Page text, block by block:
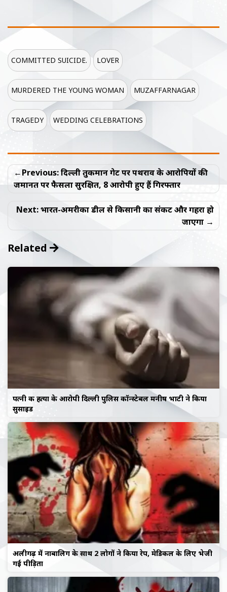
COMMITTED SUICIDE. LOVER
MURDERED THE YOUNG WOMAN MUZAFFARNAGAR
TRAGEDY WEDDING CELEBRATIONS
Post
navigation
Previous: दिल्ली तुर्कमान गेट पर पथराव के आरोपियों की
जमानत पर फैसला सुरक्षित, 8 आरोपी हुए हैं गिरफ्तार
Next: भारत-अमरीका डील से किसानी का संकट और गहरा हो
जाएगा
Related
पत्नी की हत्या के आरोपी दिल्ली पुलिस कॉन्स्टेबल मनीष भाटी ने किया
सुसाइड
अलीगढ़ में नाबालिग के साथ 2 लोगों ने किया रेप, मेडिकल के लिए भेजी
गई पीड़िता